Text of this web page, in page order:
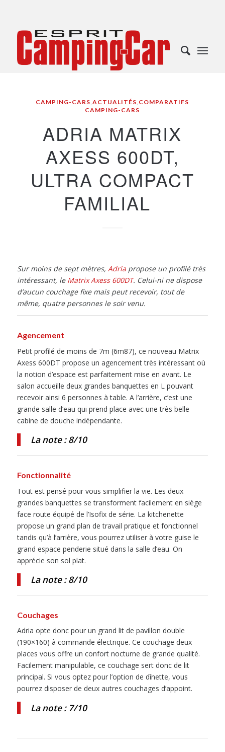
CAMPING-CARS,ACTUALITÉS, COMPARATIFS
CAMPING-CARS
ADRIA MATRIX
AXESS 600DT,
ULTRA COMPACT
FAMILIAL
Sur moins de sept mètres, Adriapropose un profilé très
intéressant, le Matrix Axess 600DT. Celui-ni ne dispose
d’aucun couchage fixe mais peut recevoir, tout de
même, quatre personnes le soir venu.
Agencement
Petit profilé de moins de 7m (6m87), ce nouveau Matrix
Axess 600DT propose un agencement très intéressant où
la notion d’espace est parfaitement mise en avant. Le
salon accueille deux grandes banquettes en L pouvant
recevoir ainsi 6 personnes à table. A l’arrière, c’est une
grande salle d’eau qui prend place avec une très belle
cabine de douche indépendante.
La note : 8/10
Fonctionnalité
Tout est pensé pour vous simplifier la vie. Les deux
grandes banquettes se transforment facilement en siège
face route équipé de l’Isofix de série. La kitchenette
propose un grand plan de travail pratique et fonctionnel
tandis qu’à l’arrière, vous pourrez utiliser à votre guise le
grand espace penderie situé dans la salle d’eau. On
apprécie son sol plat.
La note : 8/10
Couchages
Adria opte donc pour un grand lit de pavillon double
(190×160) à commande électrique. Ce couchage deux
places vous offre un confort nocturne de grande qualité.
Facilement manipulable, ce couchage sert donc de lit
principal. Si vous optez pour l’option de dînette, vous
pourrez disposer de deux autres couchages d’appoint.
La note : 7/10